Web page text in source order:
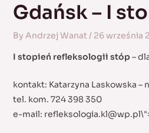
Gdańsk – I
By Andrzej Wanat/ 26 września
I stopień refleksologii stóp–
kontakt: Katarzyna Laskowska –
tel. kom. 724 398 350
e-mail: refleksologia.kl@wp.pl